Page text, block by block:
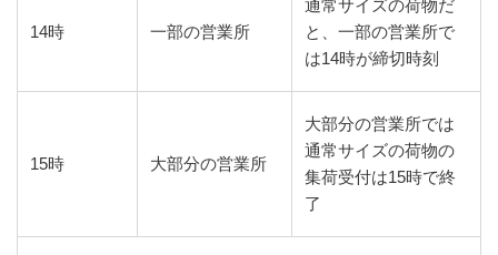
14時 一部の営業所
通常サイズの荷物だ
と、一部の営業所で
は14時が締切時刻
15時 大部分の営業所
大部分の営業所では
通常サイズの荷物の
集荷受付は15時で終
了